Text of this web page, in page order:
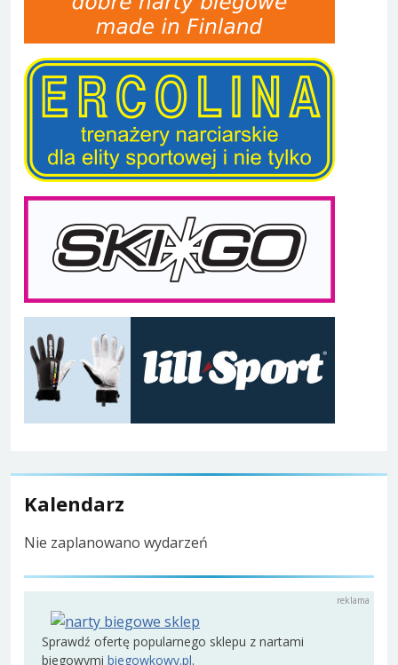
Kalendarz
Nie zaplanowano wydarzeń
Sprawdź ofertę popularnego sklepu z nartami
biegowymi biegowkowy.pl.